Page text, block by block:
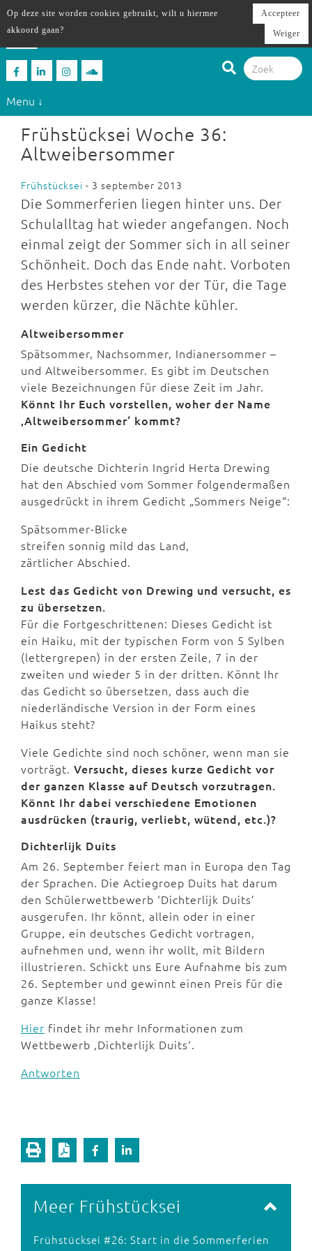
Menu ↓
Frühstücksei Woche 36:
Altweibersommer
Frühstücksei - 3 september 2013
Die Sommerferien liegen hinter uns. Der
Schulalltag hat wieder angefangen. Noch
einmal zeigt der Sommer sich in all seiner
Schönheit. Doch das Ende naht. Vorboten
des Herbstes stehen vor der Tür, die Tage
werden kürzer, die Nächte kühler.
Altweibersommer
Spätsommer, Nachsommer, Indianersommer –
und Altweibersommer. Es gibt im Deutschen
viele Bezeichnungen für diese Zeit im Jahr.
Könnt Ihr Euch vorstellen, woher der Name
‚Altweibersommer‘ kommt?
Ein Gedicht
Die deutsche Dichterin Ingrid Herta Drewing
hat den Abschied vom Sommer folgendermaßen
ausgedrückt in ihrem Gedicht „Sommers Neige“:
Spätsommer-Blicke
streifen sonnig mild das Land,
zärtlicher Abschied.
Lest das Gedicht von Drewing und versucht, es
zu übersetzen.
Für die Fortgeschrittenen: Dieses Gedicht ist
ein Haiku, mit der typischen Form von 5 Sylben
(lettergrepen) in der ersten Zeile, 7 in der
zweiten und wieder 5 in der dritten. Könnt Ihr
das Gedicht so übersetzen, dass auch die
niederländische Version in der Form eines
Haikus steht?
Viele Gedichte sind noch schöner, wenn man sie
vorträgt. Versucht, dieses kurze Gedicht vor
der ganzen Klasse auf Deutsch vorzutragen.
Könnt Ihr dabei verschiedene Emotionen
ausdrücken (traurig, verliebt, wütend, etc.)?
Dichterlijk Duits
Am 26. September feiert man in Europa den Tag
der Sprachen. Die Actiegroep Duits hat darum
den Schülerwettbewerb ‘Dichterlijk Duits’
ausgerufen. Ihr könnt, allein oder in einer
Gruppe, ein deutsches Gedicht vortragen,
aufnehmen und, wenn ihr wollt, mit Bildern
illustrieren. Schickt uns Eure Aufnahme bis zum
26. September und gewinnt einen Preis für die
ganze Klasse!
Hier findet ihr mehr Informationen zum
Wettbewerb ‚Dichterlijk Duits‘.
Antworten
Meer Frühstücksei
Frühstücksei #26: Start in die Sommerferien
Op deze site worden cookies gebruikt, wilt u hiermee
akkoord gaan?
Accepteer
Weiger